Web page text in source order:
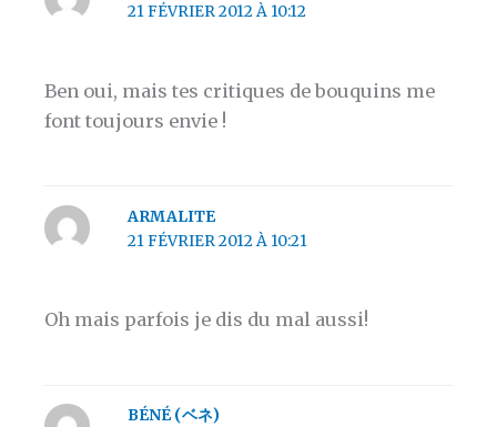
21 FÉVRIER 2012 À 10:12
Ben oui, mais tes critiques de bouquins me
font toujours envie !
ARMALITE
21 FÉVRIER 2012 À 10:21
Oh mais parfois je dis du mal aussi!
BÉNÉ (ベネ)